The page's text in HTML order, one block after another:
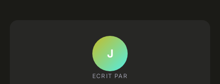
J
ECRIT PAR